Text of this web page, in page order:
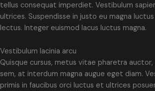
tellus consequat imperdiet. Vestibulum
ultrices. Suspendisse in justo eu magna
lectus. Integer euismod lacus luctus magna.
Vestibulum lacinia arcu
Quisque cursus, metus vitae pharetra
sem, at interdum magna augue eget diam.
primis in faucibus orci luctus et ultrices